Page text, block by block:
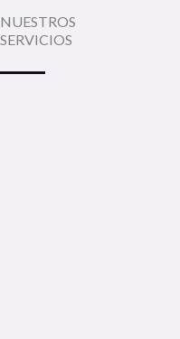
NUESTROS
SERVICIOS